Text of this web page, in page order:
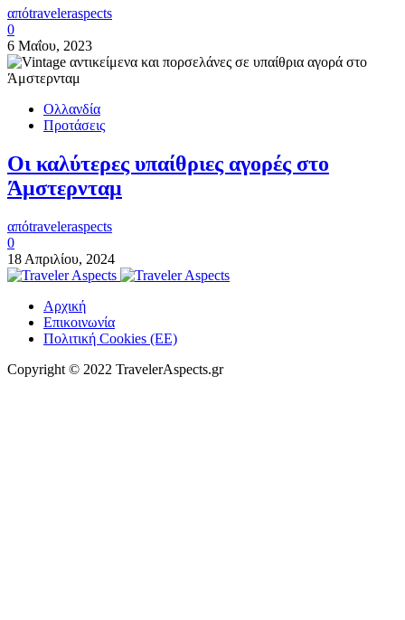
απόtraveleraspects
0
6 Μαΐου, 2023
Ολλανδία
Προτάσεις
Οι καλύτερες υπαίθριες αγορές στο
Άμστερνταμ
απόtraveleraspects
0
18 Απριλίου, 2024
Αρχική
Επικοινωνία
Πολιτική Cookies (ΕΕ)
Copyright © 2022 TravelerAspects.gr